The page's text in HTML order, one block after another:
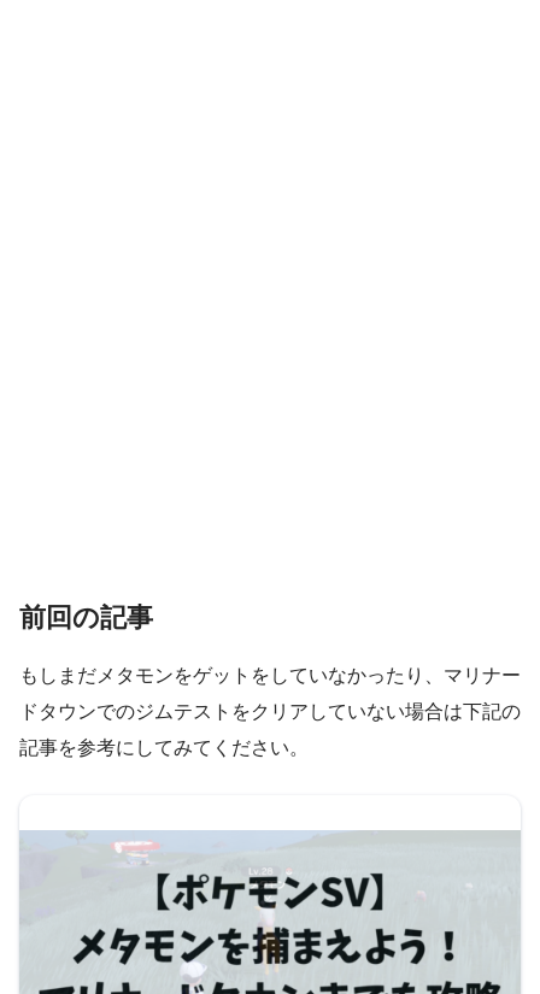
前回の記事
もしまだメタモンをゲットをしていなかったり、マリナー
ドタウンでのジムテストをクリアしていない場合は下記の
記事を参考にしてみてください。